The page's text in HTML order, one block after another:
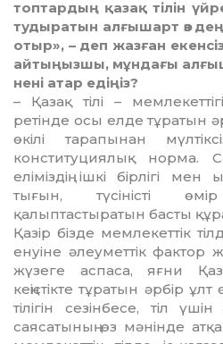
топтардың қазақ тілін
тудыратын алғышарт өз
отыр», – деп жазған
айтыңызшы, мұндағы
нені атар едіңіз?
– Қазақ тілі –
ретінде осы елде тұратын
өкілі тарапынан
конституциялық норма.
еліміздің ішкі бірлігі
тығын, түсіністі
қалыптастыратын басты
Қазір бізде мемлекеттік
енуіне әлеу­меттік фактор
жүзеге аспаса, яғни
кеңістікте тұратын әрбір ұлт
тілігін сезінбесе, тіл
саясатының өз мәнінде